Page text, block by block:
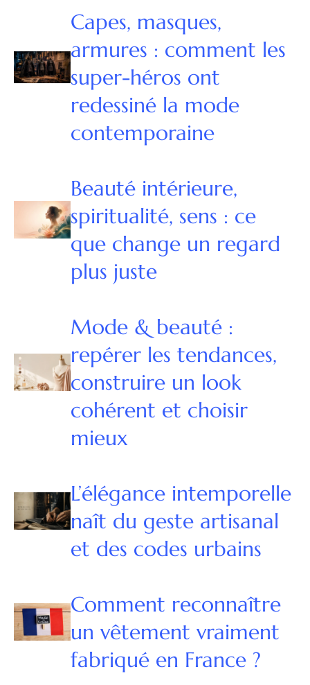
Capes, masques,
armures : comment les
super-héros ont
redessiné la mode
contemporaine
Beauté intérieure,
spiritualité, sens : ce
que change un regard
plus juste
Mode & beauté :
repérer les tendances,
construire un look
cohérent et choisir
mieux
L’élégance intemporelle
naît du geste artisanal
et des codes urbains
Comment reconnaître
un vêtement vraiment
fabriqué en France ?